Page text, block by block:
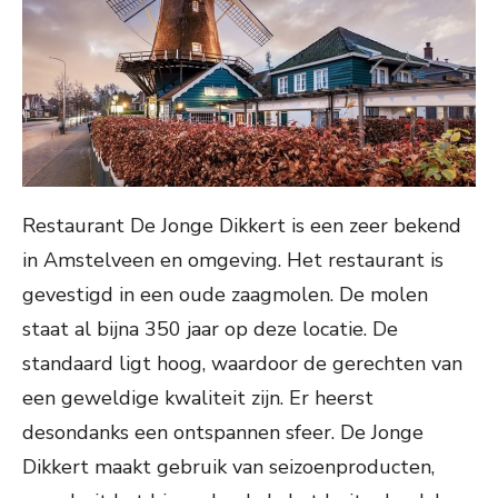
Restaurant De Jonge Dikkert is een zeer bekend
in Amstelveen en omgeving. Het restaurant is
gevestigd in een oude zaagmolen. De molen
staat al bijna 350 jaar op deze locatie. De
standaard ligt hoog, waardoor de gerechten van
een geweldige kwaliteit zijn. Er heerst
desondanks een ontspannen sfeer. De Jonge
Dikkert maakt gebruik van seizoenproducten,